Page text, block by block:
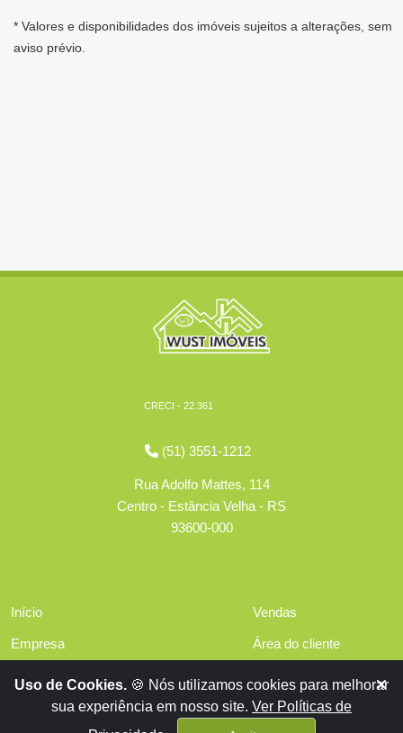
* Valores e disponibilidades dos imóveis sujeitos a alterações, sem
aviso prévio.
CRECI - 22.361
(51) 3551-1212
Rua Adolfo Mattes, 114
Centro - Estância Velha - RS
93600-000
Início
Empresa
Financiamentos
Vendas
Área do cliente
Contato
Uso de Cookies. 🍪 Nós utilizamos cookies para melhorar
sua experiência em nosso site. Ver Políticas de